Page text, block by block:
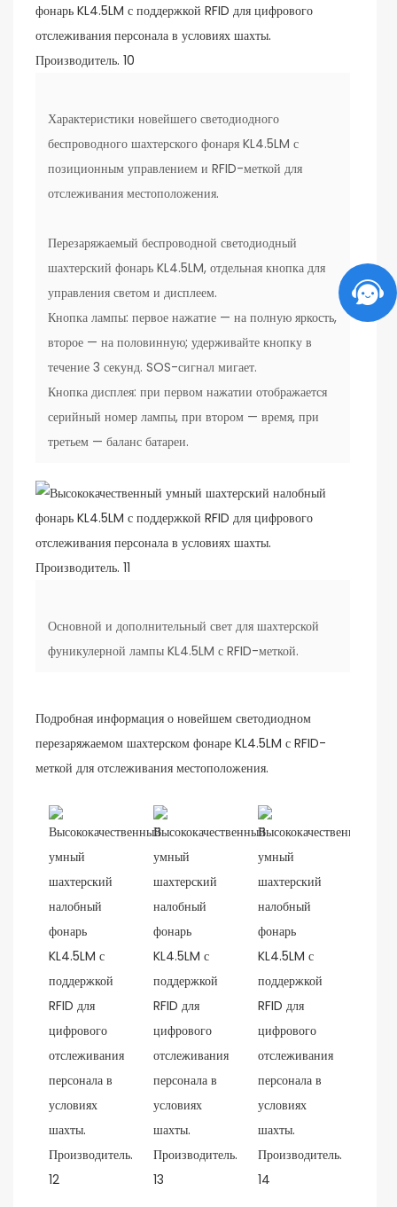
Характеристики новейшего светодиодного
беспроводного шахтерского фонаря KL4.5LM с
позиционным управлением и RFID-меткой для
отслеживания местоположения.
Перезаряжаемый беспроводной светодиодный
шахтерский фонарь KL4.5LM, отдельная кнопка для
управления светом и дисплеем.
Кнопка лампы: первое нажатие — на полную яркость,
второе — на половинную; удерживайте кнопку в
течение 3 секунд. SOS-сигнал мигает.
Кнопка дисплея: при первом нажатии отображается
серийный номер лампы, при втором — время, при
третьем — баланс батареи.
Основной и дополнительный свет для шахтерской
фуникулерной лампы KL4.5LM с RFID-меткой.
Подробная информация о новейшем светодиодном
перезаряжаемом шахтерском фонаре KL4.5LM с RFID-
меткой для отслеживания местоположения.